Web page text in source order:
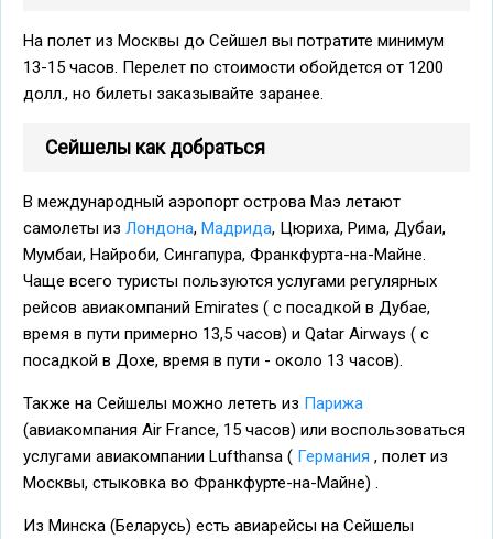
На полет из Москвы до Сейшел вы потратите минимум
13-15 часов. Перелет по стоимости обойдется от 1200
долл., но билеты заказывайте заранее.
Сейшелы как добраться
В международный аэропорт острова Маэ летают
самолеты из Лондона, Мадрида, Цюриха, Рима, Дубаи,
Мумбаи, Найроби, Сингапура, Франкфурта-на-Майне.
Чаще всего туристы пользуются услугами регулярных
рейсов авиакомпаний Emirates ( с посадкой в Дубае,
время в пути примерно 13,5 часов) и Qatar Airways ( с
посадкой в Дохе, время в пути - около 13 часов).
Также на Сейшелы можно лететь из Парижа
(авиакомпания Air France, 15 часов) или воспользоваться
услугами авиакомпании Lufthansa ( Германия , полет из
Москвы, стыковка во Франкфурте-на-Майне) .
Из Минска (Беларусь) есть авиарейсы на Сейшелы